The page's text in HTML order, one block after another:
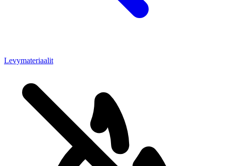
Levymateriaalit